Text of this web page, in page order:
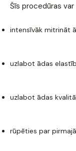
Šīs procedūras
intensīvāk mitrināt
uzlabot ādas
uzlabot ādas
rūpēties par